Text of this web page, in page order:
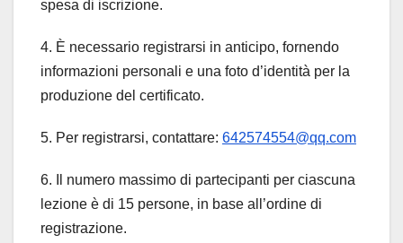
spesa di iscrizione.
4. È necessario registrarsi in anticipo, fornendo
informazioni personali e una foto d’identità per la
produzione del certificato.
5. Per registrarsi, contattare: 642574554@qq.com
6. Il numero massimo di partecipanti per ciascuna
lezione è di 15 persone, in base all’ordine di
registrazione.